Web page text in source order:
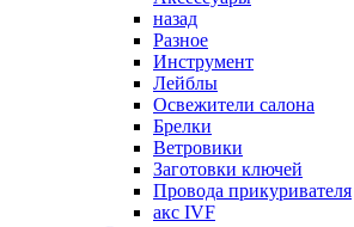
назад
Разное
Инструмент
Лейблы
Освежители салона
Брелки
Ветровики
Заготовки ключей
Провода прикуривателя
акс IVF